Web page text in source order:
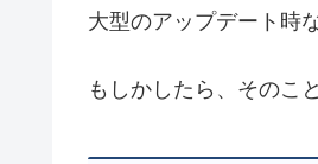
大型のアップデート時
もしかしたら、そのこ